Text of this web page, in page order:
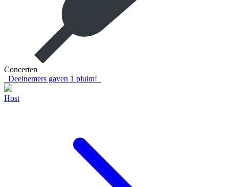
Concerten
Deelnemers gaven 1 pluim!
Host